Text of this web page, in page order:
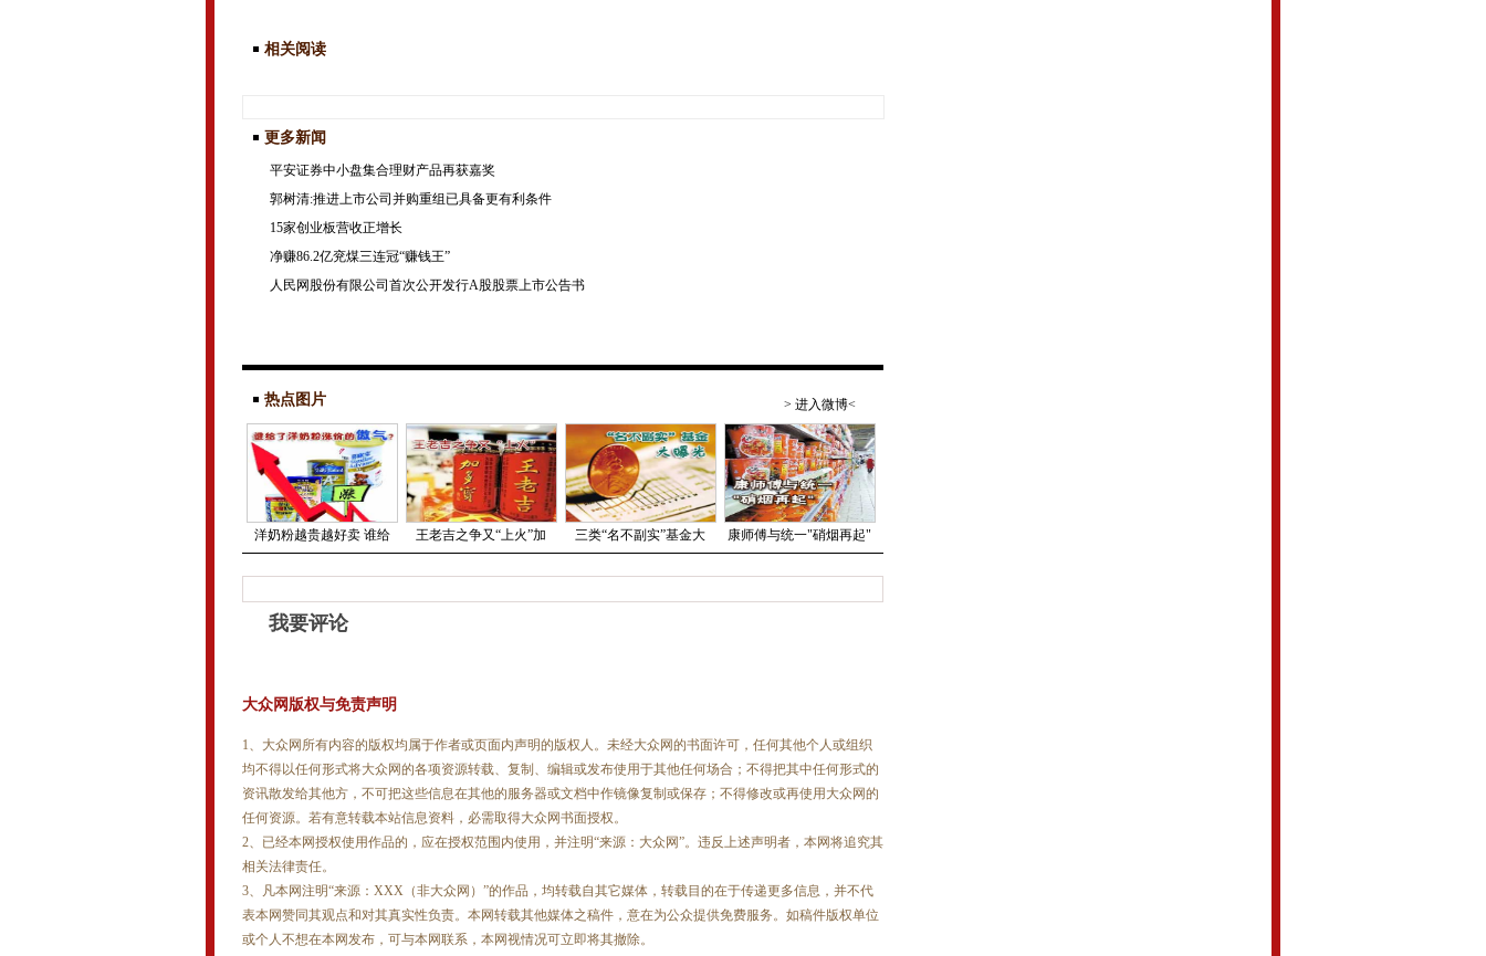
相关阅读
更多新闻
平安证券中小盘集合理财产品再获嘉奖
郭树清:推进上市公司并购重组已具备更有利条件
15家创业板营收正增长
净赚86.2亿兖煤三连冠“赚钱王”
人民网股份有限公司首次公开发行A股股票上市公告书
> 进入微博<
热点图片
洋奶粉越贵越好卖 谁给 王老吉之争又“上火”加 三类“名不副实”基金大 康师傅与统一"硝烟再起"
我要评论
大众网版权与免责声明
1、大众网所有内容的版权均属于作者或页面内声明的版权人。未经大众网的书面许可，任何其他个人或组织
均不得以任何形式将大众网的各项资源转载、复制、编辑或发布使用于其他任何场合；不得把其中任何形式的
资讯散发给其他方，不可把这些信息在其他的服务器或文档中作镜像复制或保存；不得修改或再使用大众网的
任何资源。若有意转载本站信息资料，必需取得大众网书面授权。
2、已经本网授权使用作品的，应在授权范围内使用，并注明“来源：大众网”。违反上述声明者，本网将追究其
相关法律责任。
3、凡本网注明“来源：XXX（非大众网）”的作品，均转载自其它媒体，转载目的在于传递更多信息，并不代
表本网赞同其观点和对其真实性负责。本网转载其他媒体之稿件，意在为公众提供免费服务。如稿件版权单位
或个人不想在本网发布，可与本网联系，本网视情况可立即将其撤除。